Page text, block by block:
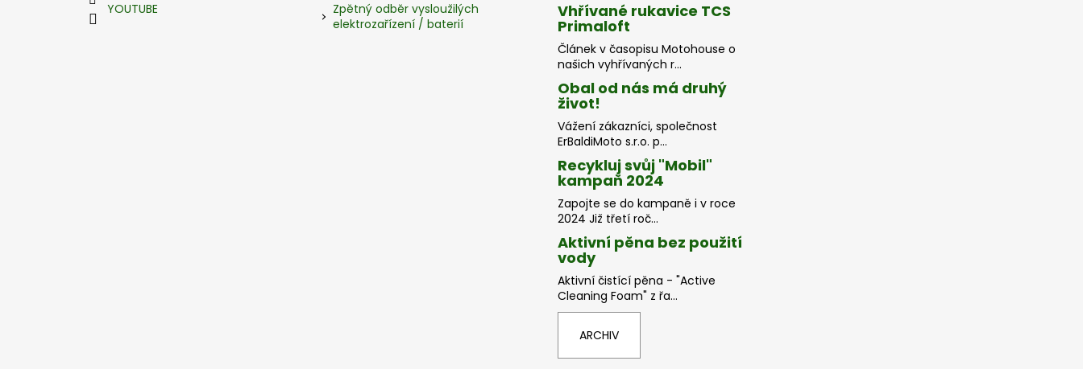
YOUTUBE
Zpětný odběr vysloužilých
elektrozařízení / baterií
Vhřívané rukavice TCS
Primaloft
Článek v časopisu Motohouse o
našich vyhřívaných r...
Obal od nás má druhý
život!
Vážení zákazníci, společnost
ErBaldiMoto s.r.o. p...
Recykluj svůj "Mobil"
kampaň 2024
Zapojte se do kampaně i v roce
2024 Již třetí roč...
Aktivní pěna bez použití
vody
Aktivní čistící pěna - "Active
Cleaning Foam" z řa...
ARCHIV